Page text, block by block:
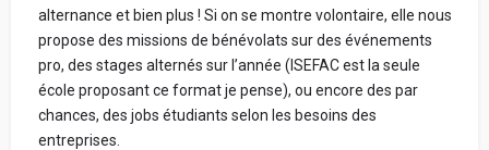
alternance et bien plus ! Si on se montre volontaire, elle nous
propose des missions de bénévolats sur des événements
pro, des stages alternés sur l’année (ISEFAC est la seule
école proposant ce format je pense), ou encore des par
chances, des jobs étudiants selon les besoins des
entreprises.